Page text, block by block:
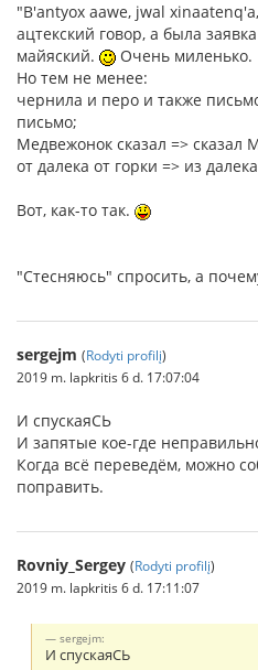
"B'antyox aawe, jwal
ацтекский говор, а была
майяский.
Очень миленько.
Но тем не менее:
чернила и перо и также
письмо;
Медвежонок сказал => сказал
от далека от горки => из
Вот, как-то так.
"Стесняюсь" спросить, а
sergejm (Rodyti profilį)
2019 m. lapkritis 6 d. 17:07:04
И спускаяСЬ
И запятые кое-где
Когда всё переведём, можно
поправить.
Rovniy_Sergey (Rodyti profilį)
2019 m. lapkritis 6 d. 17:11:07
sergejm:
И спускаяСЬ